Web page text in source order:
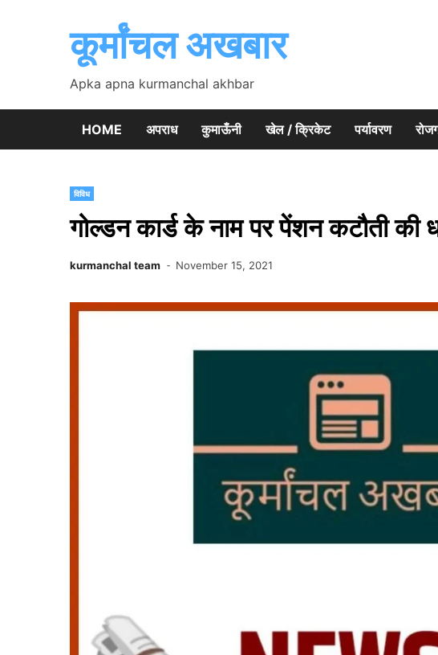
कूर्मांचल अखबार
Apka apna kurmanchal akhbar
HOME अपराध कुमाऊँनी खेल / क्रिकेट पर्यावरण
विविध
गोल्डन कार्ड के नाम पर पेंशन कटौती की
kurmanchal team November 15, 2021